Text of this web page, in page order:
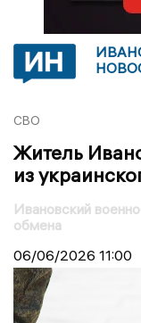
СВО
Житель
из
Ивановский
обмена
06/06/2026 11:00